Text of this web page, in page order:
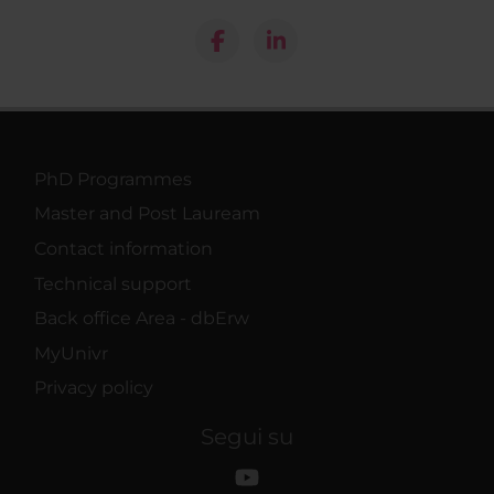
PhD Programmes
Master and Post Lauream
Contact information
Technical support
Back office Area - dbErw
MyUnivr
Privacy policy
Segui su